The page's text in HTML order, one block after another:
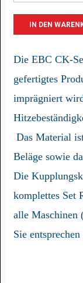
Die EBC CK-
gefertigtes
imprägniert
Das Material
Beläge sowie
Die
komplettes Set
alle Maschinen
Sie